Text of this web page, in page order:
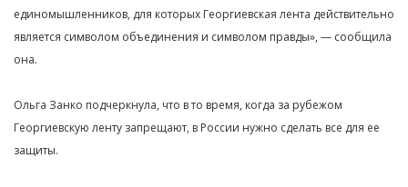
единомышленников, для которых Георгиевская лента действительно
является символом объединения и символом правды», — сообщила
она.
Ольга Занко подчеркнула, что в то время, когда за рубежом
Георгиевскую ленту запрещают, в России нужно сделать все для ее
защиты.